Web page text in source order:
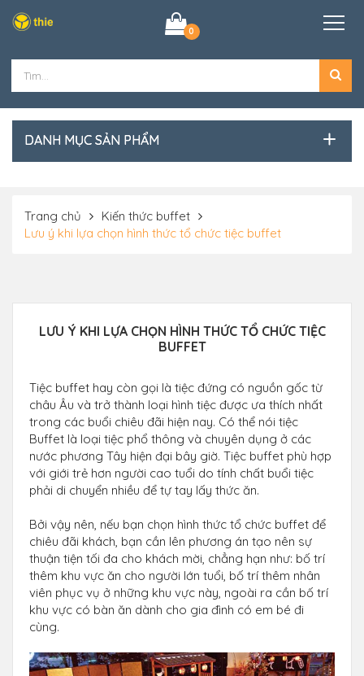
0
DANH MỤC SẢN PHẨM
Trang chủ
Kiến thức buffet
Lưu ý khi lựa chọn hình thức tổ chức tiệc buffet
LƯU Ý KHI LỰA CHỌN HÌNH THỨC TỔ CHỨC TIỆC
BUFFET
Tiệc buffet hay còn gọi là tiệc đứng có nguồn gốc từ
châu Âu và trở thành loại hình tiệc được ưa thích nhất
trong các buổi chiêu đãi hiện nay. Có thể nói tiệc
Buffet là loại tiệc phổ thông và chuyên dụng ở các
nước phương Tây hiện đại bây giờ. Tiệc buffet phù hợp
với giới trẻ hơn người cao tuổi do tính chất buổi tiệc
phải di chuyển nhiều để tự tay lấy thức ăn.
Bởi vậy nên, nếu bạn chọn hình thức tổ chức buffet để
chiêu đãi khách, bạn cần lên phương án tạo nên sự
thuận tiện tối đa cho khách mời, chẳng hạn như: bố trí
thêm khu vực ăn cho người lớn tuổi, bố trí thêm nhân
viên phục vụ ở những khu vực này, ngoài ra cần bố trí
khu vực có bàn ăn dành cho gia đình có em bé đi
cùng.